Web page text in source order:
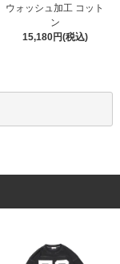
ウォッシュ加工 コット
ン
15,180円(税込)